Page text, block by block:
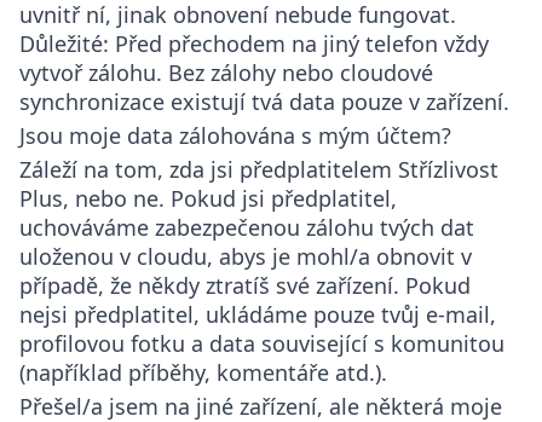
uvnitř ní, jinak obnovení nebude fungovat.
Důležité: Před přechodem na jiný telefon vždy
vytvoř zálohu. Bez zálohy nebo cloudové
synchronizace existují tvá data pouze v zařízení.
Jsou moje data zálohována s mým účtem?
Záleží na tom, zda jsi předplatitelem Střízlivost
Plus, nebo ne. Pokud jsi předplatitel,
uchováváme zabezpečenou zálohu tvých dat
uloženou v cloudu, abys je mohl/a obnovit v
případě, že někdy ztratíš své zařízení. Pokud
nejsi předplatitel, ukládáme pouze tvůj e-mail,
profilovou fotku a data související s komunitou
(například příběhy, komentáře atd.).
Přešel/a jsem na jiné zařízení, ale některá moje